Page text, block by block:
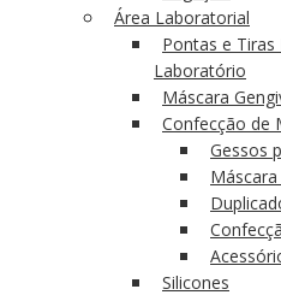
Área Laboratorial
Pontas e
Laboratório
Máscara
Confecção de
Gessos
Máscara
Silicones